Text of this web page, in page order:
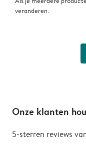
veranderen.
Onze klanten
5-sterren reviews